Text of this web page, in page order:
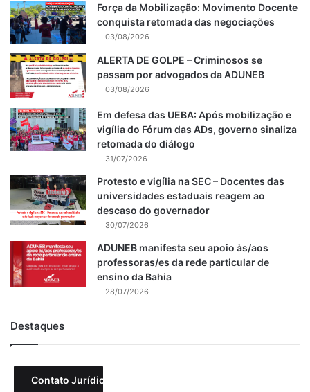
Força da Mobilização: Movimento Docente
conquista retomada das negociações
03/08/2026
ALERTA DE GOLPE – Criminosos se
passam por advogados da ADUNEB
03/08/2026
Em defesa das UEBA: Após mobilização e
vigília do Fórum das ADs, governo sinaliza
retomada do diálogo
31/07/2026
Protesto e vigília na SEC – Docentes das
universidades estaduais reagem ao
descaso do governador
30/07/2026
ADUNEB manifesta seu apoio às/aos
professoras/es da rede particular de
ensino da Bahia
28/07/2026
Destaques
Contato Jurídico